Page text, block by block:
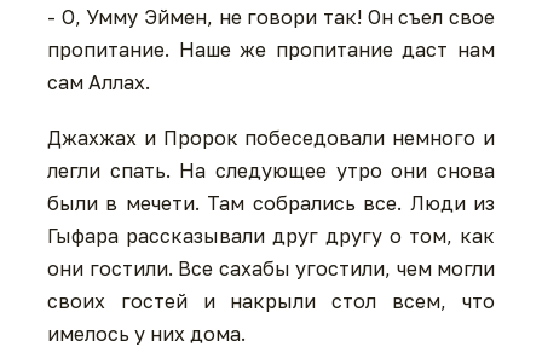
- О, Умму Эймен, не говори так! Он съел свое
пропитание. Наше же пропитание даст нам
сам Аллах.
Джахжах и Пророк побеседовали немного и
легли спать. На следующее утро они снова
были в мечети. Там собрались все. Люди из
Гыфара рассказывали друг другу о том, как
они гостили. Все сахабы угостили, чем могли
своих гостей и накрыли стол всем, что
имелось у них дома.